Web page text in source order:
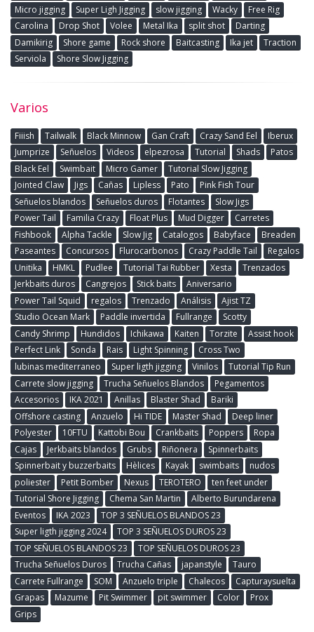
Micro jigging
Super Ligh Jigging slow jigging Wacky
Free Rig
Carolina
Drop Shot Volee Metal Ika split shot
Darting
Damikirig
Shore game Rock shore Baitcasting Ika jet
Traction
Serviola
Shore Slow Jigging
Varios
Fiiish Tailwalk Black Minnow Gan Craft Crazy Sand Eel
Iberux
Jumprize
Señuelos Videos elpezrosa Tutorial Shads
Patos
Black Eel
Swimbait Micro Gamer
Tutorial Slow Jigging
Jointed Claw
Jigs Cañas Lipless Pato
Pink Fish Tour
Señuelos blandos
Señuelos duros Flotantes
Slow Jigs
Power Tail
Familia Crazy Float Plus Mud Digger
Carretes
Fishbook
Alpha Tackle Slow Jig Catalogos Babyface
Breaden
Paseantes
Concursos Flurocarbonos Crazy Paddle Tail
Regalos
Unitika
HMKL Pudlee Tutorial Tai Rubber Xesta
Trenzados
Jerkbaits duros
Cangrejos Stick baits
Aniversario
Power Tail Squid
regalos Trenzado Análisis
Ajist TZ
Studio Ocean Mark
Paddle invertida Fullrange
Scotty
Candy Shrimp
Hundidos Ichikawa Kaiten Torzite
Assist hook
Perfect Link
Sonda Rais Light Spinning
Cross Two
lubinas mediterraneo
Super ligth jigging Vinilos
Tutorial Tip Run
Carrete slow jigging
Trucha Señuelos Blandos
Pegamentos
Accesorios
IKA 2021 Anillas Blaster Shad
Bariki
Offshore casting
Anzuelo Hi TIDE Master Shad
Deep liner
Polyester
10FTU Kattobi Bou Crankbaits Poppers
Ropa
Cajas
Jerkbaits blandos Grubs Riñonera
Spinnerbaits
Spinnerbait y buzzerbaits
Hèlices Kayak swimbaits
nudos
poliester
Petit Bomber Nexus TEROTERO
ten feet under
Tutorial Shore Jigging
Chema San Martin
Alberto Burundarena
Eventos
IKA 2023
TOP 3 SEÑUELOS BLANDOS 23
Super ligth jigging 2024
TOP 3 SEÑUELOS DUROS 23
TOP SEÑUELOS BLANDOS 23
TOP SEÑUELOS DUROS 23
Trucha Señuelos Duros
Trucha Cañas japanstyle
Tauro
Carrete Fullrange
SOM Anzuelo triple Chalecos
Capturaysuelta
Grapas
Mazume Pit Swimmer pit swimmer Color
Prox
Grips